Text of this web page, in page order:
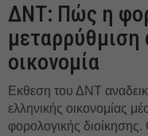
ΔΝΤ: Πώς η
μεταρρύθμιση
οικονομία
Εκθεση του ΔΝΤ
ελληνικής οικονομίας
φορολογικής διοίκησης.